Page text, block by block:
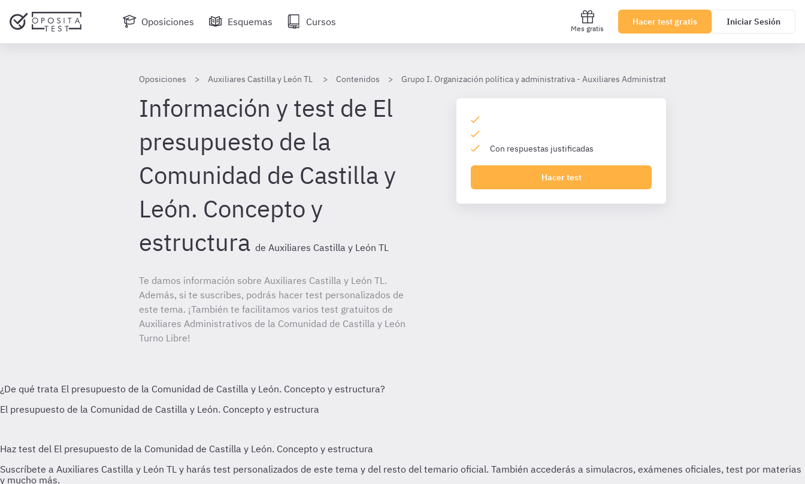
Oposiciones Esquemas Cursos
Mes gratis
Hacer test gratis Iniciar Sesión
Oposiciones Auxiliares Castilla y León TL Contenidos Grupo I. Organización política y administrativa - Auxiliares Administrativos Castilla y León
Información y test de El
presupuesto de la
Comunidad de Castilla y
León. Concepto y
estructura de Auxiliares Castilla y León TL
Te damos información sobre Auxiliares Castilla y León TL.
Además, si te suscribes, podrás hacer test personalizados de
este tema. ¡También te facilitamos varios test gratuitos de
Auxiliares Administrativos de la Comunidad de Castilla y León
Turno Libre!
Con respuestas justificadas
Hacer test